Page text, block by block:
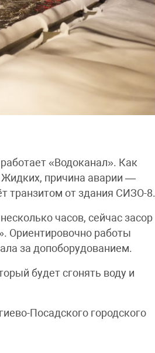
«Водоканал». Как
Жидких, причина аварии —
транзитом от здания СИЗО-8.
часов, сейчас засор
Ориентировочно работы
за допоборудованием.
будет сгонять воду и
Посадского городского